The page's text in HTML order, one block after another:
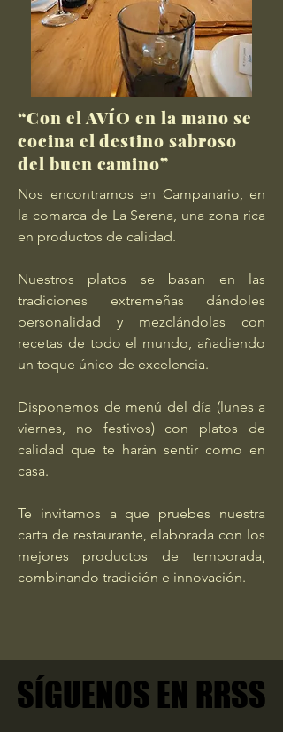
“Con el AVÍO en la mano se
cocina el destino sabroso
del buen camino”
Nos encontramos en Campanario, en
la comarca de La Serena, una zona rica
en productos de calidad.
Nuestros platos se basan en las
tradiciones extremeñas dándoles
personalidad y mezclándolas con
recetas de todo el mundo, añadiendo
un toque único de excelencia.
Disponemos de menú del día (lunes a
viernes, no festivos) con platos de
calidad que te harán sentir como en
casa.
Te invitamos a que pruebes nuestra
carta de restaurante, elaborada con los
mejores productos de temporada,
combinando tradición e innovación.
SÍGUENOS EN RRSS
SÍGUENOS EN RRSS